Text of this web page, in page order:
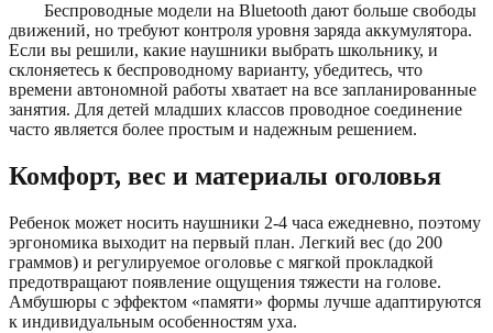
Беспроводные модели на Bluetooth дают больше свободы
движений, но требуют контроля уровня заряда аккумулятора.
Если вы решили, какие наушники выбрать школьнику, и
склоняетесь к беспроводному варианту, убедитесь, что
времени автономной работы хватает на все запланированные
занятия. Для детей младших классов проводное соединение
часто является более простым и надежным решением.
Комфорт, вес и материалы оголовья
Ребенок может носить наушники 2-4 часа ежедневно, поэтому
эргономика выходит на первый план. Легкий вес (до 200
граммов) и регулируемое оголовье с мягкой прокладкой
предотвращают появление ощущения тяжести на голове.
Амбушюры с эффектом «памяти» формы лучше адаптируются
к индивидуальным особенностям уха.